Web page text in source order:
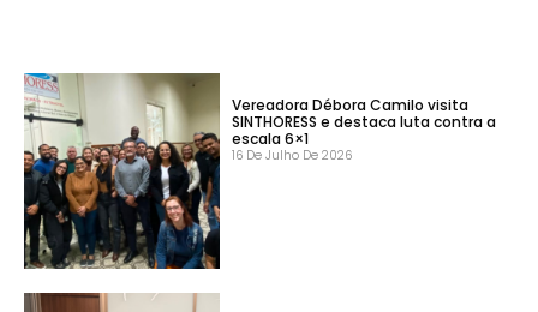
Vereadora Débora Camilo visita
SINTHORESS e destaca luta contra a
escala 6×1
16 De Julho De 2026